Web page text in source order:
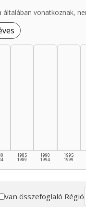
vonatkoznak,
1985
1989
1990
1994
1995
1999
van összefoglaló Régió